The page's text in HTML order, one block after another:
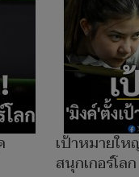
เป้าหมายใ
สนุกเกอร์โลก